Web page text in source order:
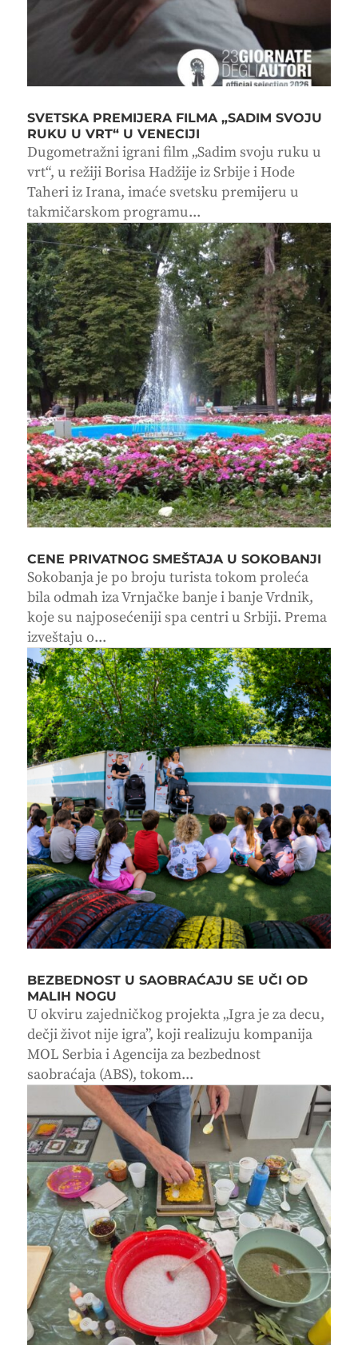
SVETSKA PREMIJERA FILMA „SADIM SVOJU
RUKU U VRT“ U VENECIJI
Dugometražni igrani film „Sadim svoju ruku u
vrt“, u režiji Borisa Hadžije iz Srbije i Hode
Taheri iz Irana, imaće svetsku premijeru u
takmičarskom programu...
CENE PRIVATNOG SMEŠTAJA U SOKOBANJI
Sokobanja je po broju turista tokom proleća
bila odmah iza Vrnjačke banje i banje Vrdnik,
koje su najposećeniji spa centri u Srbiji. Prema
izveštaju o...
BEZBEDNOST U SAOBRAĆAJU SE UČI OD
MALIH NOGU
U okviru zajedničkog projekta „Igra je za decu,
dečji život nije igra”, koji realizuju kompanija
MOL Serbia i Agencija za bezbednost
saobraćaja (ABS), tokom...